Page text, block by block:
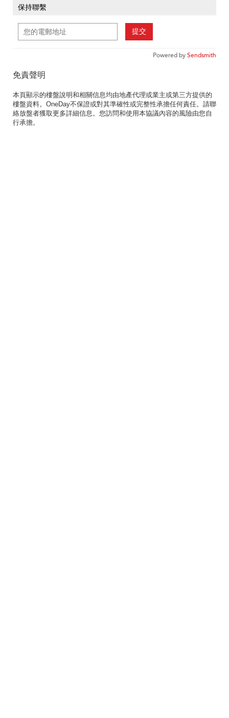
保持聯繫
提交
Powered bySendsmith
免責聲明
本頁顯示的樓盤說明和相關信息均由地產代理或業主或第三方提供的
樓盤資料。OneDay不保證或對其準確性或完整性承擔任何責任。請聯
絡放盤者獲取更多詳細信息。您訪問和使用本協議內容的風險由您自
行承擔。